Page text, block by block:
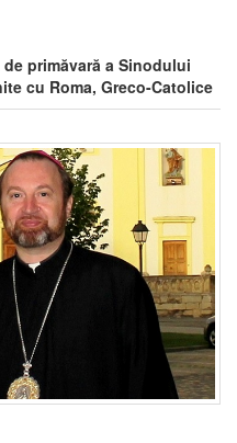
de primăvară a Sinodului
cu Roma, Greco-Catolice